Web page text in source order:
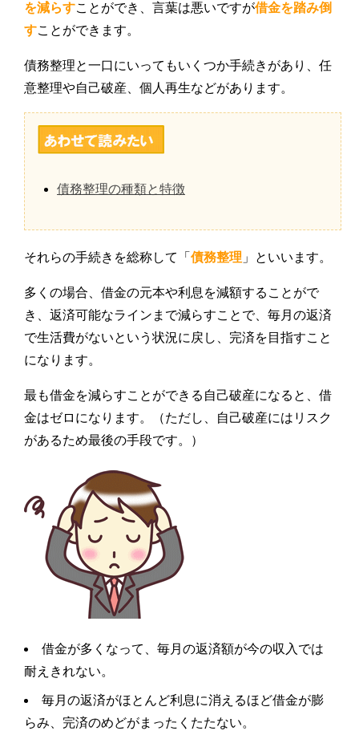
を減らすことができ、言葉は悪いですが借金を踏み倒
すことができます。
債務整理と一口にいってもいくつか手続きがあり、任
意整理や自己破産、個人再生などがあります。
債務整理の種類と特徴
それらの手続きを総称して「 債務整理 」といいます。
多くの場合、借金の元本や利息を減額することがで
き、返済可能なラインまで減らすことで、毎月の返済
で生活費がないという状況に戻し、完済を目指すこと
になります。
最も借金を減らすことができる自己破産になると、借
金はゼロになります。（ただし、自己破産にはリスク
があるため最後の手段です。）
借金が多くなって、毎月の返済額が今の収入では
耐えきれない。
毎月の返済がほとんど利息に消えるほど借金が膨
らみ、完済のめどがまったくたたない。